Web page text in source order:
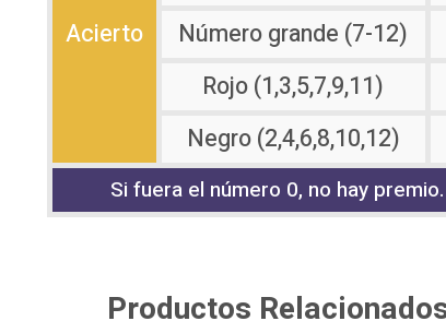
Acierto
Número grande (7-12)
Rojo (1,3,5,7,9,11)
Negro (2,4,6,8,10,12)
Si fuera el número 0, no hay premio.
Productos